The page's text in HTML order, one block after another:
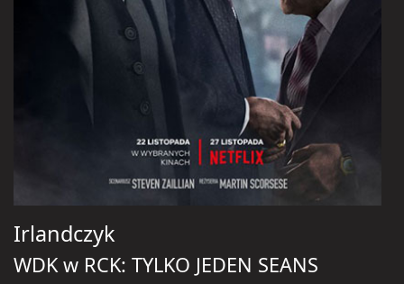
Irlandczyk
WDK w RCK: TYLKO JEDEN SEANS